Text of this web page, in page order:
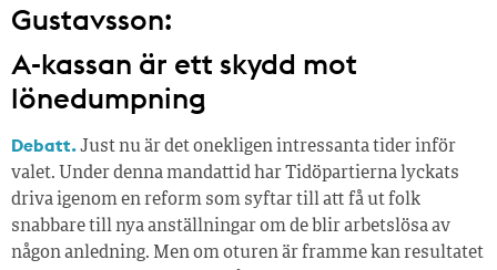
Gustavsson:
A-kassan är ett skydd mot
lönedumpning
Debatt.Just nu är det onekligen intressanta tider inför
valet. Under denna mandattid har Tidöpartierna lyckats
driva igenom en reform som syftar till att få ut folk
snabbare till nya anställningar om de blir arbetslösa av
någon anledning. Men om oturen är framme kan resultatet